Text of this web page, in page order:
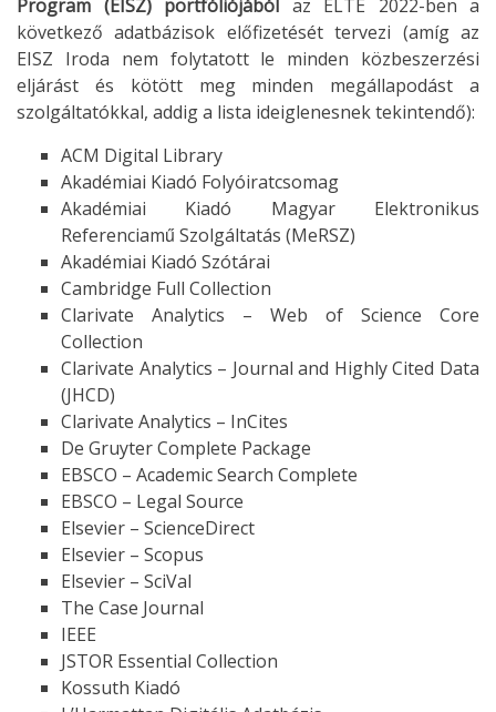
Program (EISZ) portfóliójából az ELTE 2022-ben a
következő adatbázisok előfizetését tervezi (amíg az
EISZ Iroda nem folytatott le minden közbeszerzési
eljárást és kötött meg minden megállapodást a
szolgáltatókkal, addig a lista ideiglenesnek tekintendő):
ACM Digital Library
Akadémiai Kiadó Folyóiratcsomag
Akadémiai Kiadó Magyar Elektronikus
Referenciamű Szolgáltatás (MeRSZ)
Akadémiai Kiadó Szótárai
Cambridge Full Collection
Clarivate Analytics – Web of Science Core
Collection
Clarivate Analytics – Journal and Highly Cited Data
(JHCD)
Clarivate Analytics – InCites
De Gruyter Complete Package
EBSCO – Academic Search Complete
EBSCO – Legal Source
Elsevier – ScienceDirect
Elsevier – Scopus
Elsevier – SciVal
The Case Journal
IEEE
JSTOR Essential Collection
Kossuth Kiadó